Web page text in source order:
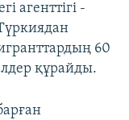
агенттігі -
60
құрайды.